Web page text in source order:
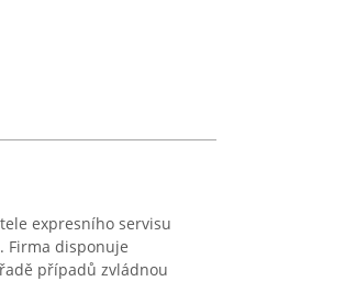
expresního servisu
Firma disponuje
případů zvládnou